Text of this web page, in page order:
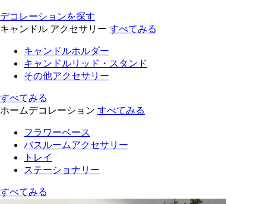
デコレーションを探す
キャンドル アクセサリー すべてみる
キャンドルホルダー
キャンドルリッド・スタンド
その他アクセサリー
すべてみる
ホームデコレーション すべてみる
フラワーベース
バスルームアクセサリー
トレイ
ステーショナリー
すべてみる